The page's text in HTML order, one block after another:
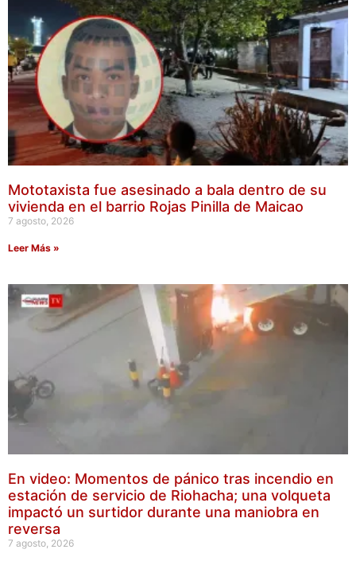
Mototaxista fue asesinado a bala dentro de su
vivienda en el barrio Rojas Pinilla de Maicao
7 agosto, 2026
Leer Más »
En video: Momentos de pánico tras incendio en
estación de servicio de Riohacha; una volqueta
impactó un surtidor durante una maniobra en
reversa
7 agosto, 2026